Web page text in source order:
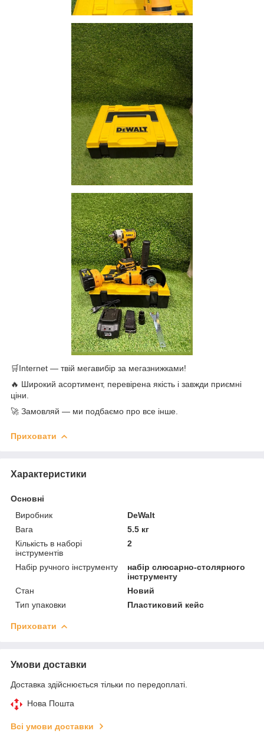
🛒Internet — твій мегавибір за мегазнижками!
🔥 Широкий асортимент, перевірена якість і завжди приємні
ціни.
🚀 Замовляй — ми подбаємо про все інше.
Приховати
Характеристики
Основні
Виробник
DeWalt
Вага
5.5 кг
Кількість в наборі
інструментів
2
Набір ручного інструменту
набір слюсарно-столярного
інструменту
Стан
Новий
Тип упаковки
Пластиковий кейс
Приховати
Умови доставки
Доставка здійснюється тільки по передоплаті.
Нова Пошта
Всі умови доставки